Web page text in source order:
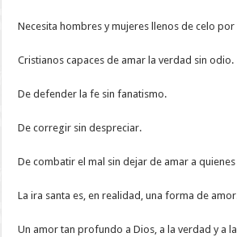
Necesita hombres y mujeres llenos de celo por
Cristianos capaces de amar la verdad sin odio.
De defender la fe sin fanatismo.
De corregir sin despreciar.
De combatir el mal sin dejar de amar a
La ira santa es, en realidad, una forma de
Un amor tan profundo a Dios, a la verdad y a